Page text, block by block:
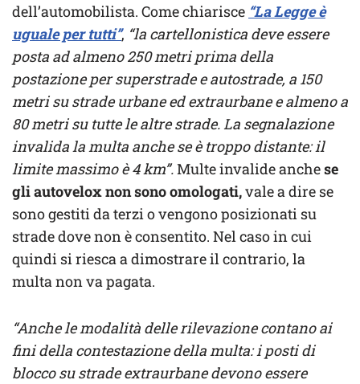
dell’automobilista. Come chiarisce “La Legge è
uguale per tutti”, “la cartellonistica deve essere
posta ad almeno 250 metri prima della
postazione per superstrade e autostrade, a 150
metri su strade urbane ed extraurbane e almeno a
80 metri su tutte le altre strade. La segnalazione
invalida la multa anche se è troppo distante: il
limite massimo è 4 km”.Multe invalide anchese
gli autovelox non sono omologati,vale a dire se
sono gestiti da terzi o vengono posizionati su
strade dove non è consentito. Nel caso in cui
quindi si riesca a dimostrare il contrario, la
multa non va pagata.
“Anche le modalità delle rilevazione contano ai
fini della contestazione della multa: i posti di
blocco su strade extraurbane devono essere